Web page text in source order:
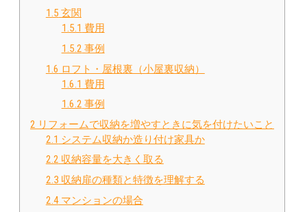
1.5 玄関
1.5.1 費用
1.5.2 事例
1.6 ロフト・屋根裏（小屋裏収納）
1.6.1 費用
1.6.2 事例
2 リフォームで収納を増やすときに気を付けたいこと
2.1 システム収納か造り付け家具か
2.2 収納容量を大きく取る
2.3 収納扉の種類と特徴を理解する
2.4マンションの場合